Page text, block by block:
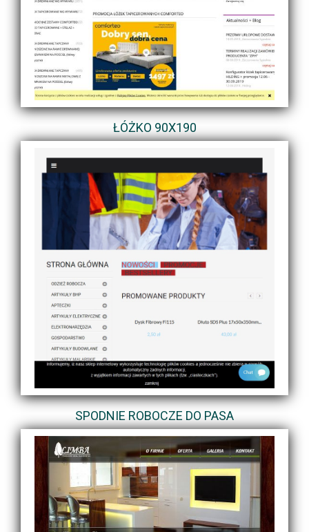
ŁÓŻKO 90X190
SPODNIE ROBOCZE DO PASA